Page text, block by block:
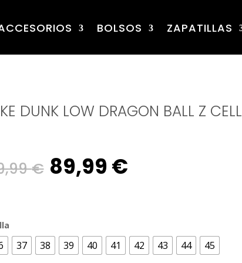
BOLSOS ZAPATILLAS
DUNK LOW DRAGON BALL Z CELL
€ Original
was:
89,99 €Current
is:
37 38 39 40 41 42 43 44 45